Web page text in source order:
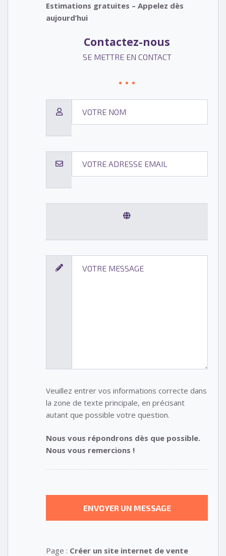
Estimations gratuites – Appelez dès
aujourd’hui
Contactez-nous
SE METTRE EN CONTACT
Veuillez entrer vos informations correcte dans
la zone de texte principale, en précisant
autant que possible votre question.
Nous vous répondrons dès que possible.
Nous vous remercions !
Page : Créer un site internet de vente